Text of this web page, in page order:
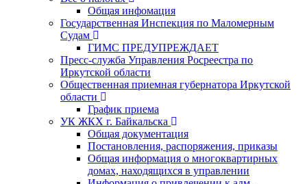
Общая инфомация
Государственная Инспекция по Маломерным
Судам
ГИМС ПРЕДУПРЕЖДАЕТ
Пресс-служба Управления Росреестра по
Иркутской области
Общественная приемная губернатора Иркутской
области
График приема
УК ЖКХ г. Байкальска
Общая документация
Постановления, распоряжения, приказы
Общая информация о многоквартирных
домах, находящихся в управлении